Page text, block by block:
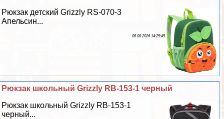
Рюкзак детский Grizzly RS-070-3
Апельсин...
06 08 2026 14:25:45
Рюкзак школьный Grizzly RB-153-1 черный
Рюкзак школьный Grizzly RB-153-1
черный...